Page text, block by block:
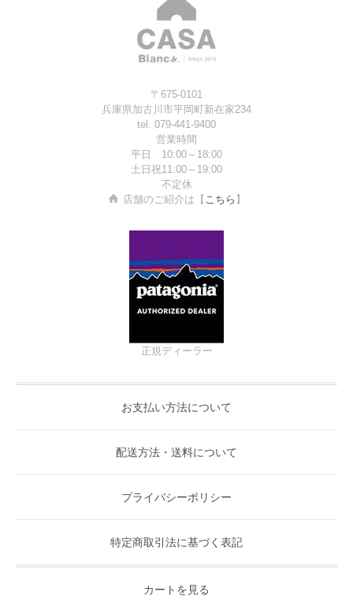
〒675-0101
兵庫県加古川市平岡町新在家234
tel. 079-441-9400
営業時間
平日 10:00～18:00
土日祝11:00～19:00
不定休
店舗のご紹介は【 こちら 】
正規ディーラー
お支払い方法について
配送方法・送料について
プライバシーポリシー
特定商取引法に基づく表記
カートを見る